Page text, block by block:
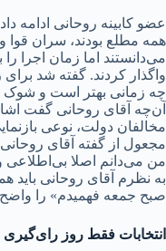
عضو کابینه روحانی ادامه
همه مطلع بودند، سران قوا
می‌دانستند اما زمان اجرا
واگذار کردند. گفته شد
چه زمانی بهتر است و شوک
آن‌چه آقای روحانی گفت
مخالفان دولت، نوعی
مجعول از گفته آقای
من می‌دانم اصلا بی‌اطلاعی
به نظرم آقای روحانی
صبح جمعه فهمیدم» را
انتخابات فقط روز